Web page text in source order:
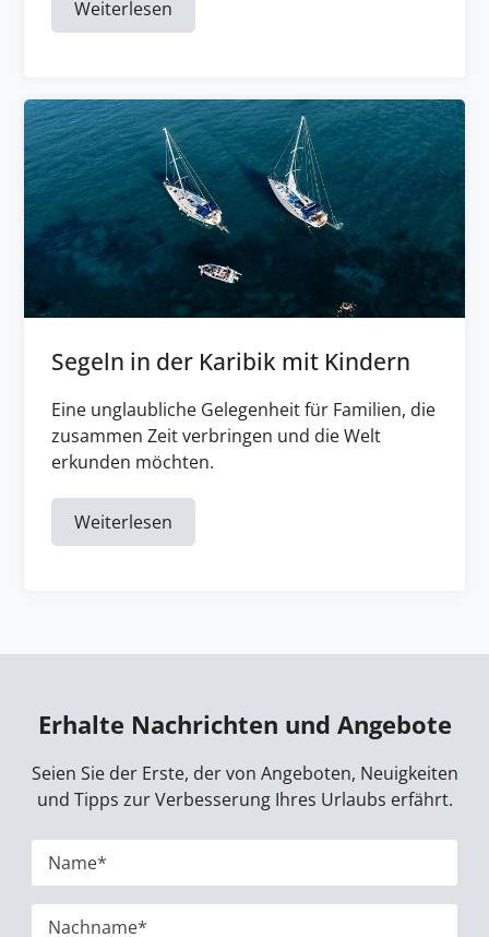
Weiterlesen
Segeln in der Karibik mit Kindern
Eine unglaubliche Gelegenheit für Familien, die
zusammen Zeit verbringen und die Welt
erkunden möchten.
Weiterlesen
Erhalte Nachrichten und Angebote
Seien Sie der Erste, der von Angeboten, Neuigkeiten
und Tipps zur Verbesserung Ihres Urlaubs erfährt.